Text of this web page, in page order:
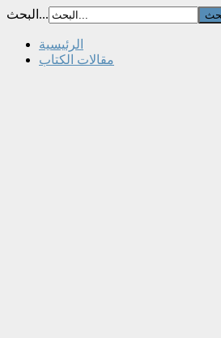
البحث...
الرئيسية
مقالات الكتاب